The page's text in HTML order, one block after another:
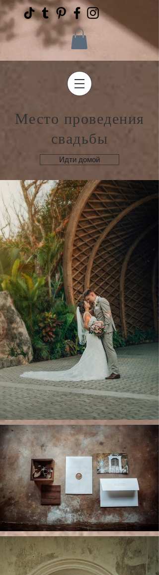
Место проведения
свадьбы
Идти домой